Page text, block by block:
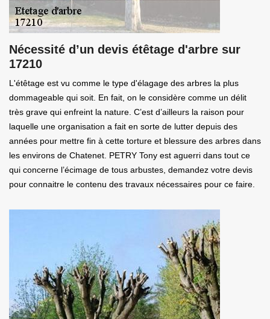
Nécessité d’un devis étêtage d'arbre sur
17210
L'étêtage est vu comme le type d'élagage des arbres la plus
dommageable qui soit. En fait, on le considère comme un délit
très grave qui enfreint la nature. C’est d’ailleurs la raison pour
laquelle une organisation a fait en sorte de lutter depuis des
années pour mettre fin à cette torture et blessure des arbres dans
les environs de Chatenet. PETRY Tony est aguerri dans tout ce
qui concerne l’écimage de tous arbustes, demandez votre devis
pour connaitre le contenu des travaux nécessaires pour ce faire.